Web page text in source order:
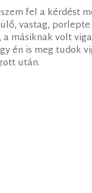
fel a kérdést
vastag,
másiknak volt
én is meg tudok
után.